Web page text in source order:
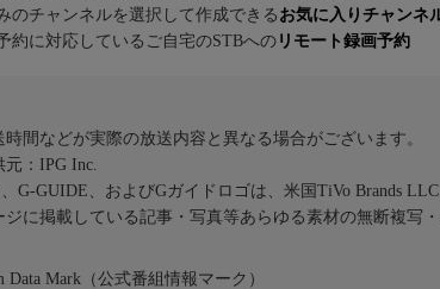
のチャンネルを選択して作成できる お気に入りチャンネ
約に対応しているご自宅のSTBへの リモート録画予約
間などが実際の放送内容と異なる場合がございます。
：IPG Inc.
G-GUIDE、およびGガイドロゴは、米国TiVo Brands
ジに掲載している記事・写真等あらゆる素材の無断複写・
Data Mark（公式番組情報マーク）